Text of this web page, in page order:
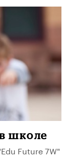
школе
Future 7W"